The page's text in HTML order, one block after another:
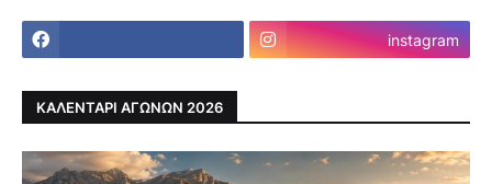
instagram
ΚΑΛΕΝΤΑΡΙ ΑΓΩΝΩΝ 2026